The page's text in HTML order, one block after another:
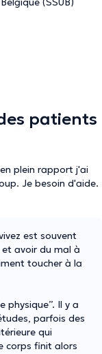
patients
plein rapport j'ai
Je besoin d'aide.
est souvent
avoir du mal à
toucher à la
physique”. Il y a
parfois des
qui
corps finit alors